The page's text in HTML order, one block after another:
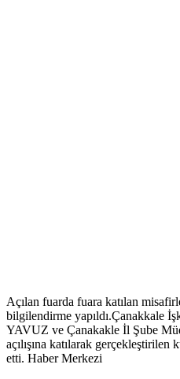
Açılan fuarda fuara katılan
bilgilendirme yapıldı.Çanakkale
YAVUZ ve Çanakakle İl Şube
açılışına katılarak
etti. Haber Merkezi